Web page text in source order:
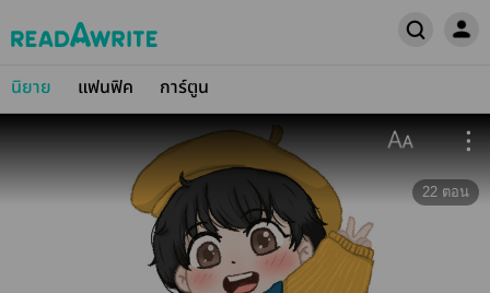
นิยาย แฟนฟิค การ์ตูน
22 ตอน